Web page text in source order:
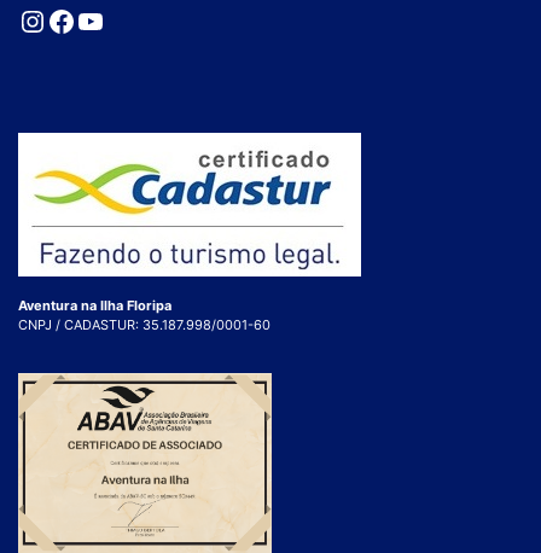
Instagram
Facebook
Youtube
Aventura na Ilha Floripa
CNPJ / CADASTUR: 35.187.998/0001-60